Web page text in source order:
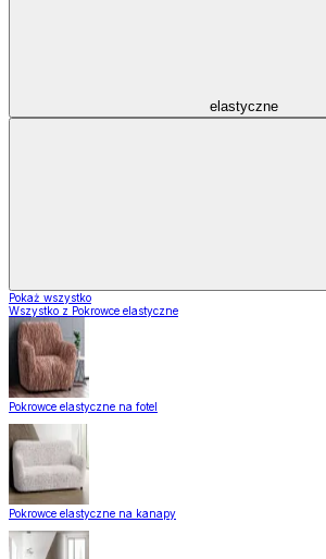
elastyczne
Pokaż wszystko
Wszystko z Pokrowce elastyczne
Pokrowce elastyczne na fotel
Pokrowce elastyczne na kanapy